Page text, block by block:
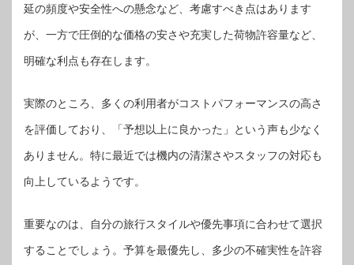
延の頻度や安全性への懸念など、考慮すべき点はあります
が、一方で圧倒的な価格の安さや充実した荷物許容量など、
明確な利点も存在します。
実際のところ、多くの利用者がコストパフォーマンスの高さ
を評価しており、「予想以上に良かった」という声も少なく
ありません。特に最近では機内の清潔さやスタッフの対応も
向上しているようです。
重要なのは、自分の旅行スタイルや優先事項に合わせて選択
することでしょう。予算を最優先し、多少の不確実性を許容